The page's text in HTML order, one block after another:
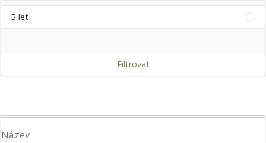
5 let
Filtrovat
Název